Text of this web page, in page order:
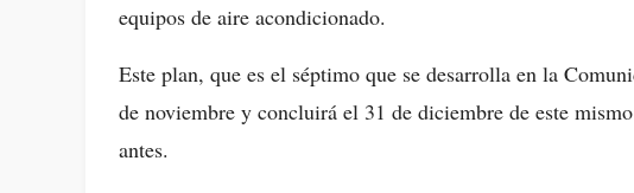
equipos de aire acondicionado.
Este plan, que es el séptimo que se desarrolla en la
de noviembre y concluirá el 31 de diciembre de este
antes.